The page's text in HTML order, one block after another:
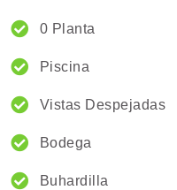
0 Planta
Piscina
Vistas Despejadas
Bodega
Buhardilla